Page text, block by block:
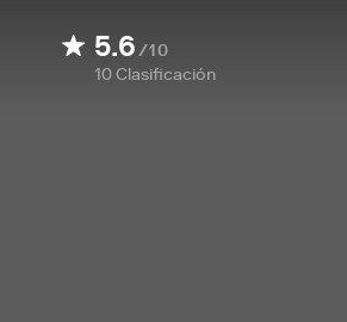
5.6/10
10Clasificación